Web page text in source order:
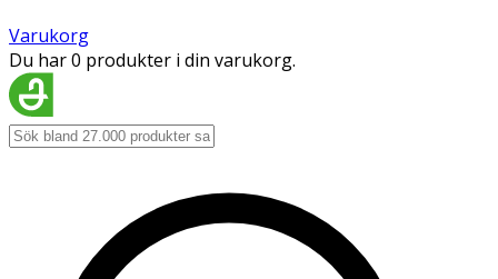
Varukorg
Du har 0 produkter i din varukorg.